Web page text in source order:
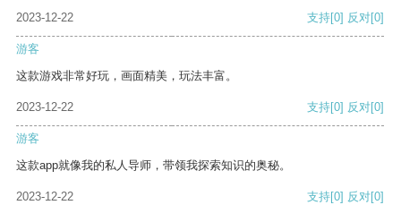
2023-12-22
支持[0] 反对[0]
游客
这款游戏非常好玩，画面精美，玩法丰富。
2023-12-22 支持[0] 反对[0]
游客
这款app就像我的私人导师，带领我探索知识的奥秘。
2023-12-22 支持[0] 反对[0]